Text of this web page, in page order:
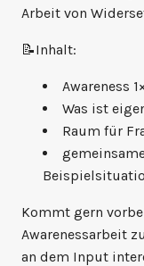
Arbeit von
📝Inhalt:
Awareness
Was ist
Raum für
Kommt gern
Awarenessarbeit
an dem Input